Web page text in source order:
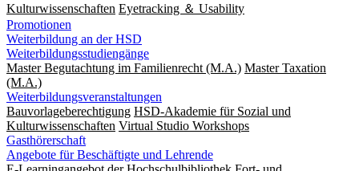
Kulturwissenschaften Eyetracking ＆ Usability
Promotionen
Weiterbildung an der HSD
Weiterbildungsstudiengänge
Master Begutachtung im Familienrecht (M.A.) Master Taxation
(M.A.)
Weiterbildungsveranstaltungen
Bauvorlageberechtigung HSD-Akademie für Sozial und
Kulturwissenschaften Virtual Studio Workshops
Gasthörerschaft
Angebote für Beschäftigte und Lehrende